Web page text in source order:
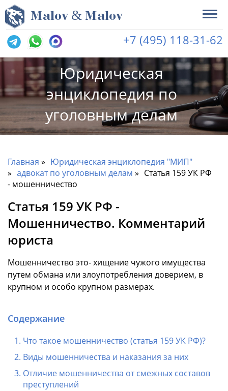
Malov & Malov
+7 (495) 118-31-62
Юридическая
энциклопедия по
уголовным делам
Главная
Юридическая энциклопедия "МИП"
адвокат по уголовным делам
Статья 159 УК РФ
- мошенничество
Статья 159 УК РФ -
Мошенничество. Комментарий
юриста
Мошенничество это- хищение чужого имущества
путем обмана или злоупотребления доверием, в
крупном и особо крупном размерах.
Содержание
Что такое мошенничество (статья 159 УК РФ)?
Виды мошенничества и наказания за них
Отличие мошенничества от смежных составов
преступлений